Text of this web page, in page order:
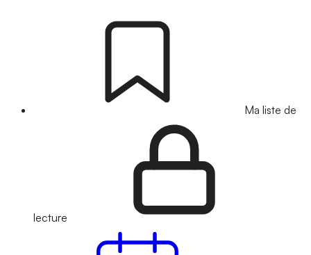
Ma liste de
lecture